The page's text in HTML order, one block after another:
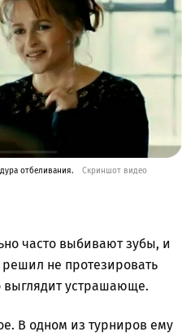
отбеливания.
Скриншот видео
часто выбивают зубы, и
не протезировать
выглядит устрашающе.
В одном из турниров ему